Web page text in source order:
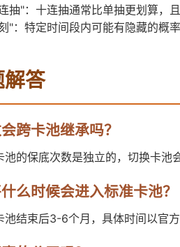
抽"：十连抽通常比单抽更划算，
"：特定时间段内可能有隐藏的概
解答
跨卡池继承吗？
的保底次数是独立的，切换卡池
么时候会进入标准卡池？
结束后3-6个月，具体时间以官方